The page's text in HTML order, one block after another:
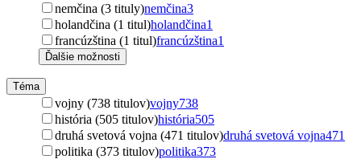
nemčina (3 tituly)nemčina3
holandčina (1 titul)holandčina1
francúzština (1 titul)francúzština1
Ďalšie možnosti
Téma
vojny (738 titulov)vojny738
história (505 titulov)história505
druhá svetová vojna (471 titulov)druhá svetová vojna471
politika (373 titulov)politika373